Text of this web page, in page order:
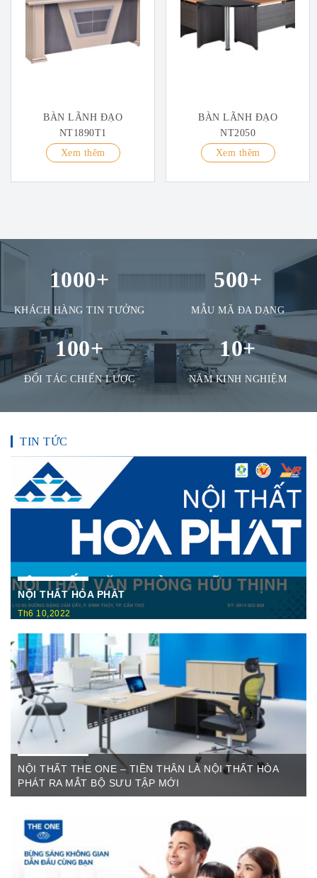
BÀN LÃNH ĐẠO
NT1890T1
Xem thêm
BÀN LÃNH ĐẠO
NT2050
Xem thêm
1000+
KHÁCH HÀNG TIN TƯỞNG
500+
MẪU MÃ ĐA DẠNG
100+
ĐỐI TÁC CHIẾN LƯỢC
10+
NĂM KINH NGHIỆM
TIN TỨC
NỘI THẤT HÒA PHÁT
Th6 10,2022
Nội Thất Hòa Phátt Cần Thơ Là nơi trưng bày và cung cấp
các sản phẩm như: Bàn văn phòng, ghế xoay văn phòng, tủ hồ
sơ, két sắt,…Của cty CP Nội Thất Hòa Phát( Nội thất The
One) có địa ...
NỘI THẤT THE ONE – TIỀN THÂN LÀ NỘI THẤT HÒA
PHÁT RA MẮT BỘ SƯU TẬP MỚI
The One Cần Thơ Thông báo về việc thay đổi thương hiệu Nội
Thất Hòa Phát Ngày ...